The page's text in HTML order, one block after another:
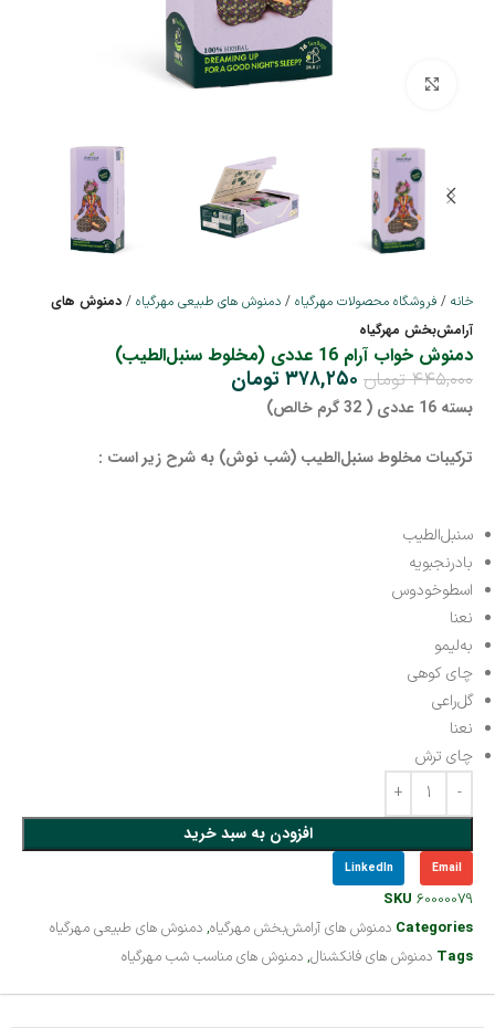
بزرگنمایی تصویر
خانه فروشگاه محصولات مهرگیاه دمنوش های طبیعی مهرگیاه
دمنوش های
آرامش‌بخش مهرگیاه
دمنوش خواب آرام 16 عددی (مخلوط سنبل‌الطیب)
۴۴۵,۰۰۰ تومان ۳۷۸,۲۵۰تومان
بسته 16 عددی ( 32 گرم خالص)
ترکیبات مخلوط سنبل‌الطیب (شب نوش) به شرح زیر است :
سنبل‌الطیب
بادرنجبویه
اسطوخودوس
نعنا
به‌لیمو
چای کوهی
گل‌راعی
نعنا
چای ترش
افزودن به سبد خرید
SKU 60000079
Categories دمنوش های آرامش‌بخش مهرگیاه, دمنوش های طبیعی مهرگیاه
Tags دمنوش های فانکشنال, دمنوش های مناسب شب مهرگیاه
Email
LinkedIn